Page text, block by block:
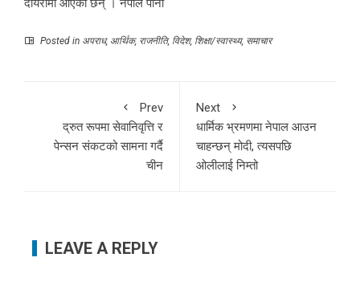
दायरामा आएका छन् । नेपाल पाना
Posted in अपराध, आर्थिक, राजनीति, विदेश, शिक्षा/स्वास्थ्य, समाचार
Prev
द्रुत रूपमा सेवानिवृत्ति र
पेन्सन संकटको सामना गर्दै
चीन
Next
धार्मिक भ्रमणमा नेपाल आउन
चाहन्छन् मोदी, त्यसपछि
ओलीलाई निम्तो
LEAVE A REPLY